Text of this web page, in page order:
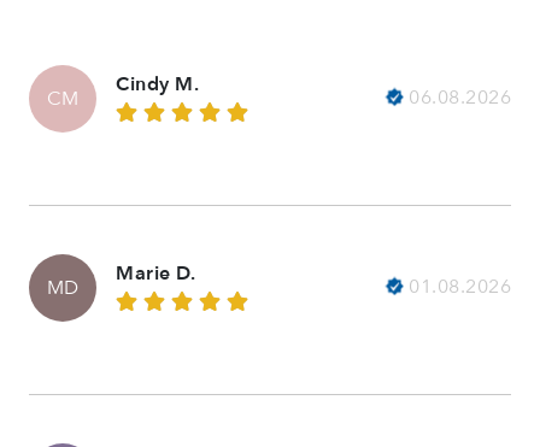
CM
Cindy M.
06.08.2026
MD
Marie D.
01.08.2026